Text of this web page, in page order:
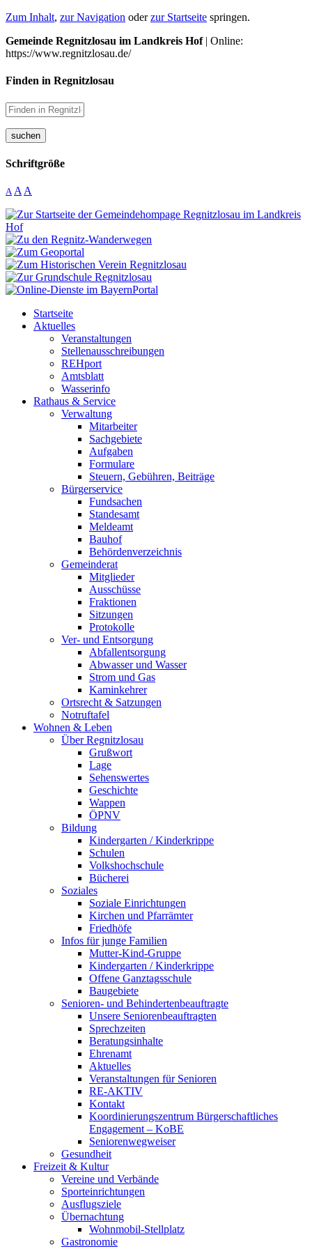
Zum Inhalt, zur Navigation oderzur Startseite springen.
Gemeinde Regnitzlosau im Landkreis Hof| Online:
https://www.regnitzlosau.de/
Finden in Regnitzlosau
suchen
Schriftgröße
A A A
Startseite
Aktuelles
Veranstaltungen
Stellenausschreibungen
REHport
Amtsblatt
Wasserinfo
Rathaus & Service
Verwaltung
Mitarbeiter
Sachgebiete
Aufgaben
Formulare
Steuern, Gebühren, Beiträge
Bürgerservice
Fundsachen
Standesamt
Meldeamt
Bauhof
Behördenverzeichnis
Gemeinderat
Mitglieder
Ausschüsse
Fraktionen
Sitzungen
Protokolle
Ver- und Entsorgung
Abfallentsorgung
Abwasser und Wasser
Strom und Gas
Kaminkehrer
Ortsrecht & Satzungen
Notruftafel
Wohnen & Leben
Über Regnitzlosau
Grußwort
Lage
Sehenswertes
Geschichte
Wappen
ÖPNV
Bildung
Kindergarten / Kinderkrippe
Schulen
Volkshochschule
Bücherei
Soziales
Soziale Einrichtungen
Kirchen und Pfarrämter
Friedhöfe
Infos für junge Familien
Mutter-Kind-Gruppe
Kindergarten / Kinderkrippe
Offene Ganztagsschule
Baugebiete
Senioren- und Behindertenbeauftragte
Unsere Seniorenbeauftragten
Sprechzeiten
Beratungsinhalte
Ehrenamt
Aktuelles
Veranstaltungen für Senioren
RE-AKTIV
Kontakt
Koordinierungszentrum Bürgerschaftliches
Engagement – KoBE
Seniorenwegweiser
Gesundheit
Freizeit & Kultur
Vereine und Verbände
Sporteinrichtungen
Ausflugsziele
Übernachtung
Wohnmobil-Stellplatz
Gastronomie